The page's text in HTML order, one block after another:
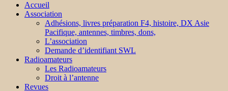
Accueil
Association
Adhésions, livres préparation F4, histoire, DX Asie
Pacifique, antennes, timbres, dons,
L’association
Demande d’identifiant SWL
Radioamateurs
Les Radioamateurs
Droit à l’antenne
Revues